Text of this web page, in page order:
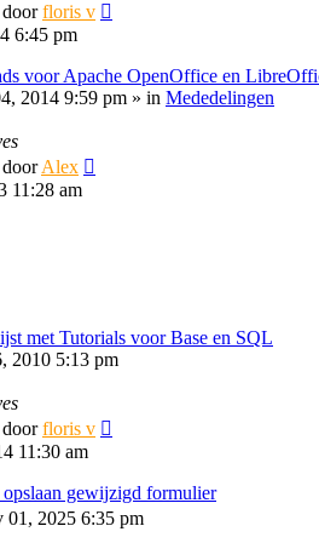
doorfloris v
6:45 pm
voor Apache OpenOffice en
2014 9:59 pm » in Mededelingen
doorAlex
11:28 am
met Tutorials voor Base en SQL
2010 5:13 pm
doorfloris v
11:30 am
gewijzigd formulier
01, 2025 6:35 pm